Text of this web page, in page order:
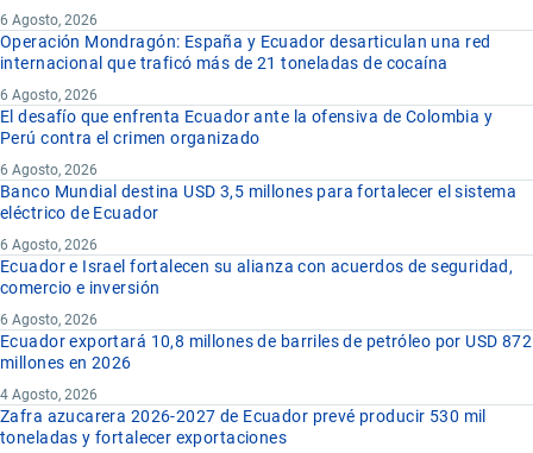
6 Agosto, 2026
Operación Mondragón: España y Ecuador desarticulan una red
internacional que traficó más de 21 toneladas de cocaína
6 Agosto, 2026
El desafío que enfrenta Ecuador ante la ofensiva de Colombia y
Perú contra el crimen organizado
6 Agosto, 2026
Banco Mundial destina USD 3,5 millones para fortalecer el sistema
eléctrico de Ecuador
6 Agosto, 2026
Ecuador e Israel fortalecen su alianza con acuerdos de seguridad,
comercio e inversión
6 Agosto, 2026
Ecuador exportará 10,8 millones de barriles de petróleo por USD 872
millones en 2026
4 Agosto, 2026
Zafra azucarera 2026-2027 de Ecuador prevé producir 530 mil
toneladas y fortalecer exportaciones